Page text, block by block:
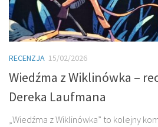
RECENZJA 15/02/2026
Wiedźma z Wiklinówka –
Dereka Laufmana
„Wiedźma z Wiklinówka” to kolejny